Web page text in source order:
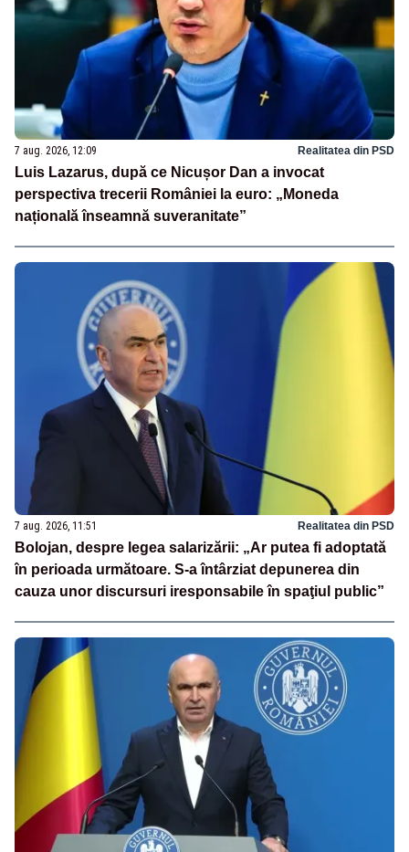
7 aug. 2026, 12:09 Realitatea din PSD
Luis Lazarus, după ce Nicușor Dan a invocat
perspectiva trecerii României la euro: „Moneda
națională înseamnă suveranitate”
7 aug. 2026, 11:51 Realitatea din PSD
Bolojan, despre legea salarizării: „Ar putea fi adoptată
în perioada următoare. S-a întârziat depunerea din
cauza unor discursuri iresponsabile în spaţiul public”